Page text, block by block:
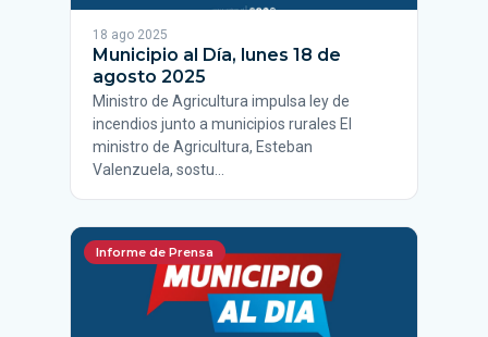
18 ago 2025
Municipio al Día, lunes 18 de
agosto 2025
Ministro de Agricultura impulsa ley de
incendios junto a municipios rurales El
ministro de Agricultura, Esteban
Valenzuela, sostu…
Informe de Prensa